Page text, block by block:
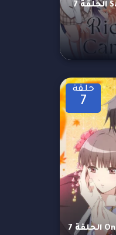
انمي Saijo no Osewa الحلقة 7
حلقة
7
انمي Oni no Hanayome الحلقة 7